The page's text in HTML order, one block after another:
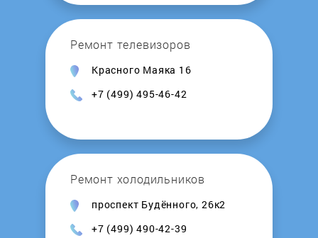
Kedr
Kentatsu
Kerona
Kirovskiy zavod
Kiturami
Ремонт телевизоров
Красного Маяка 16
+7 (499) 495-46-42
Ремонт холодильников
проспект Будённого, 26к2
+7 (499) 490-42-39